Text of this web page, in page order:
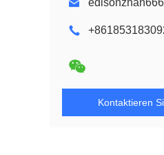
Kontaktieren